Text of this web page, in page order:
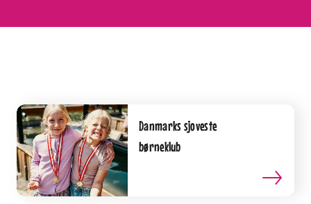
Danmarks sjoveste
børneklub